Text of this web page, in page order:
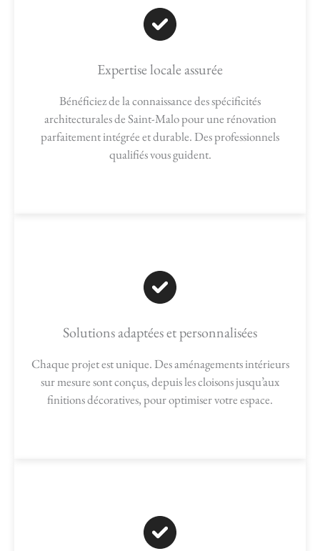
Expertise locale assurée
Bénéficiez de la connaissance des spécificités
architecturales de Saint-Malo pour une rénovation
parfaitement intégrée et durable. Des professionnels
qualifiés vous guident.
Solutions adaptées et personnalisées
Chaque projet est unique. Des aménagements intérieurs
sur mesure sont conçus, depuis les cloisons jusqu’aux
finitions décoratives, pour optimiser votre espace.